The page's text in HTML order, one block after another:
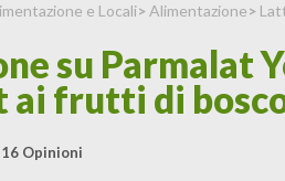
e Locali> Alimentazione>
su Parmalat
ai frutti di
16 Opinioni